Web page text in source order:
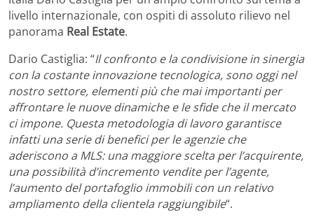
livello internazionale, con ospiti di assoluto rilievo nel
panorama Real Estate.
Dario Castiglia: “Il confronto e la condivisione in sinergia
con la costante innovazione tecnologica, sono oggi nel
nostro settore, elementi più che mai importanti per
affrontare le nuove dinamiche e le sfide che il mercato
ci impone. Questa metodologia di lavoro garantisce
infatti una serie di benefici per le agenzie che
aderiscono a MLS: una maggiore scelta per l’acquirente,
una possibilità d’incremento vendite per l’agente,
l’aumento del portafoglio immobili con un relativo
ampliamento della clientela raggiungibile“.